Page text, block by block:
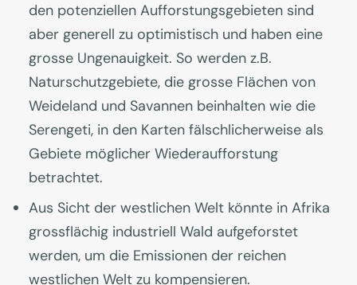
den potenziellen Aufforstungsgebieten sind
aber generell zu optimistisch und haben eine
grosse Ungenauigkeit. So werden z.B.
Naturschutzgebiete, die grosse Flächen von
Weideland und Savannen beinhalten wie die
Serengeti, in den Karten fälschlicherweise als
Gebiete möglicher Wiederaufforstung
betrachtet.
Aus Sicht der westlichen Welt könnte in Afrika
grossflächig industriell Wald aufgeforstet
werden, um die Emissionen der reichen
westlichen Welt zu kompensieren.